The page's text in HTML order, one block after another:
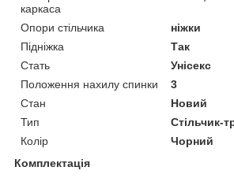
каркаса
Опори стільчика
ніжки
Підніжка
Так
Стать
Унісекс
Положення нахилу спинки
3
Стан
Новий
Тип
Стільчик-
Колір
Чорний
Комплектація